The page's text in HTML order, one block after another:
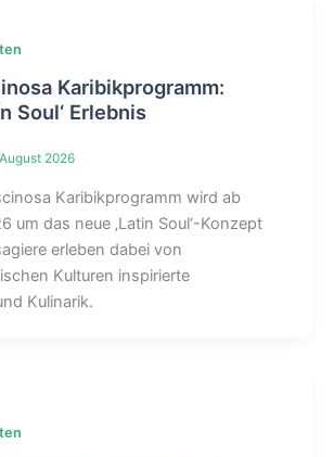
Karibikprogramm:
Soul‘ Erlebnis
2026
Karibikprogramm wird ab
um das neue ‚Latin Soul‘-Konzept
erleben dabei von
Kulturen inspirierte
Kulinarik.